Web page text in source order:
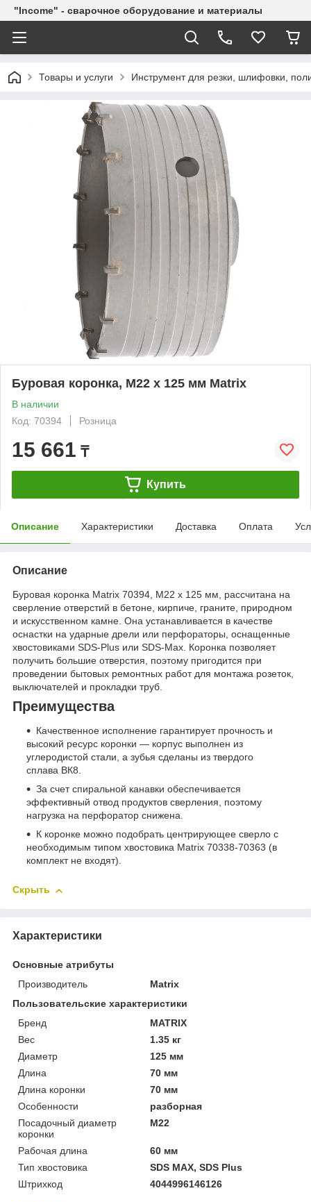
"Income" - сварочное оборудование и материалы
Товары и услуги Инструмент для резки, шлифовки,
Буровая коронка, M22 х 125 мм Matrix
В наличии
Код: 70394
Розница
15 661 ₸
Купить
Описание Характеристики Доставка Оплата
Описание
Буровая коронка Matrix 70394, M22 х 125 мм, рассчитана на
сверление отверстий в бетоне, кирпиче, граните, природном
и искусственном камне. Она устанавливается в качестве
оснастки на ударные дрели или перфораторы, оснащенные
хвостовиками SDS-Plus или SDS-Max. Коронка позволяет
получить большие отверстия, поэтому пригодится при
проведении бытовых ремонтных работ для монтажа розеток,
выключателей и прокладки труб.
Преимущества
Качественное исполнение гарантирует прочность и
высокий ресурс коронки — корпус выполнен из
углеродистой стали, а зубья сделаны из твердого
сплава ВК8.
За счет спиральной канавки обеспечивается
эффективный отвод продуктов сверления, поэтому
нагрузка на перфоратор снижена.
К коронке можно подобрать центрирующее сверло с
необходимым типом хвостовика Matrix 70338-70363 (в
комплект не входят).
Скрыть
Характеристики
Основные атрибуты
Производитель
Matrix
Пользовательские характеристики
Бренд
MATRIX
Вес
1.35 кг
Диаметр
125 мм
Длина
70 мм
Длина коронки
70 мм
Особенности
разборная
Посадочный диаметр
коронки
M22
Рабочая длина
60 мм
Тип хвостовика
SDS MAX, SDS Plus
Штрихкод
4044996146126